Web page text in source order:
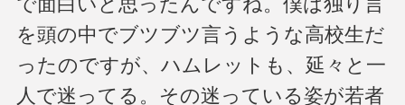
を頭の中でブツブツ言うような高校生だ
ったのですが、ハムレットも、延々と一
人で迷ってる。その迷っている姿が若者